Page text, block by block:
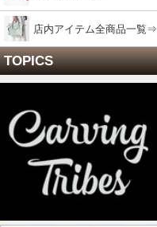
店内アイテム全商品一覧⇒
TOPICS